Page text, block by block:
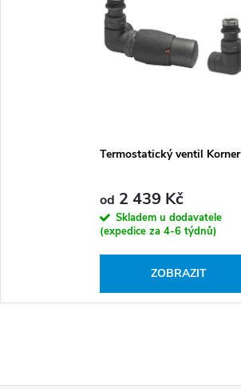
Termostatický ventil Korner
od 2 439 Kč
Skladem u dodavatele
(expedice za 4-6 týdnů)
ZOBRAZIT